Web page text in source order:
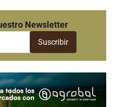
Newsletter